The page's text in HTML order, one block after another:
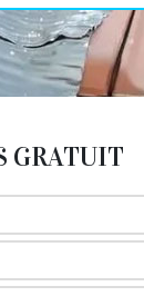
GRATUIT